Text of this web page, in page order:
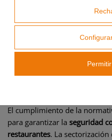
[relacionados]
Aspectos normativos clave
restaurantes
El cumplimiento de la
para garantizar la seguridad
restaurantes. La